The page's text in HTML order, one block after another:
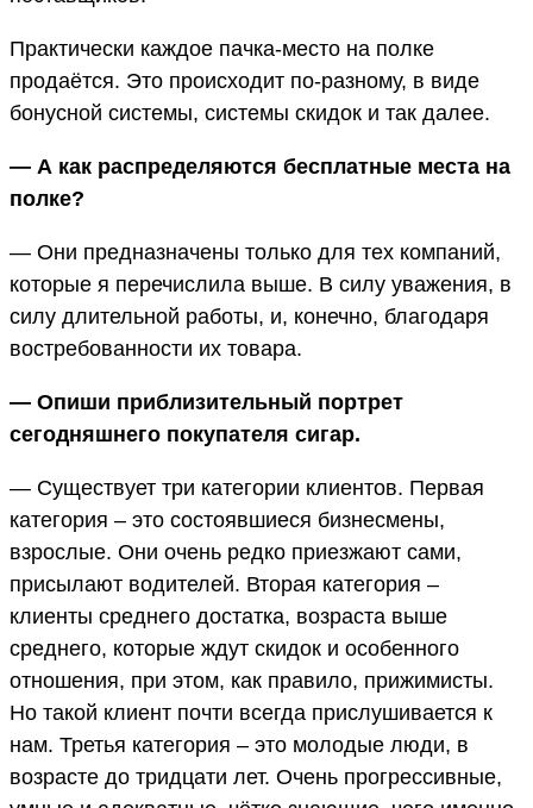
Практически каждое пачка-место на полке
продаётся. Это происходит по-разному, в виде
бонусной системы, системы скидок и так далее.
— А как распределяются бесплатные места на
полке?
— Они предназначены только для тех компаний,
которые я перечислила выше. В силу уважения, в
силу длительной работы, и, конечно, благодаря
востребованности их товара.
— Опиши приблизительный портрет
сегодняшнего покупателя сигар.
— Существует три категории клиентов. Первая
категория – это состоявшиеся бизнесмены,
взрослые. Они очень редко приезжают сами,
присылают водителей. Вторая категория –
клиенты среднего достатка, возраста выше
среднего, которые ждут скидок и особенного
отношения, при этом, как правило, прижимисты.
Но такой клиент почти всегда прислушивается к
нам. Третья категория – это молодые люди, в
возрасте до тридцати лет. Очень прогрессивные,